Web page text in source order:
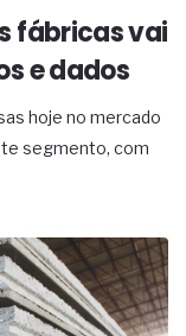
fábricas vai
e dados
hoje no mercado
segmento, com